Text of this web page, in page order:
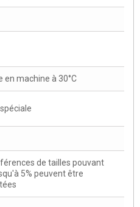
en machine à 30°C
de tailles pouvant
5% peuvent être